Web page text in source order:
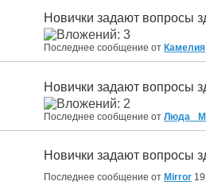
Новички задают вопросы
Последнее сообщение от Камелия
Новички задают вопросы
Последнее сообщение от Люда
Новички задают вопросы
Последнее сообщение от Mirror